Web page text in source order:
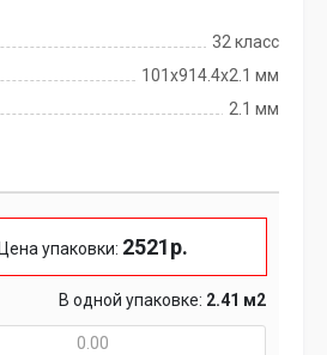
32 класс
101x914.4х2.1 мм
2.1 мм
Цена упаковки: 2521р.
В одной упаковке: 2.41 м2